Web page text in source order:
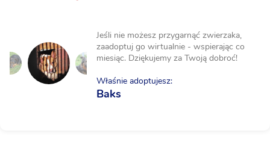
Jeśli nie możesz przygarnąć zwierzaka,
zaadoptuj go wirtualnie - wspierając co
miesiąc. Dziękujemy za Twoją dobroć!
Właśnie adoptujesz:
Baks